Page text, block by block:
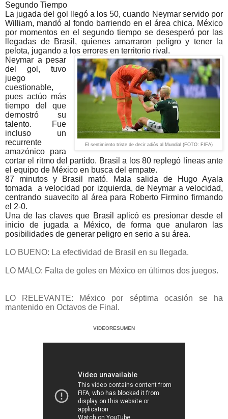
Segundo Tiempo
La jugada del gol llegó a los 50, cuando Neymar servido por
William, mandó al fondo barriendo en el área chica. México
por momentos en el segundo tiempo se desesperó por las
llegadas de Brasil, quienes amarraron peligro y tener la
pelota, jugando a los errores en territorio rival.
El sentimiento triste de decir adiós al Mundial (FOTO: FIFA)
Neymar a pesar
del gol, tuvo
juego
cuestionable,
pues actúo más
tiempo del que
demostró su
talento. Fue
incluso un
recurrente
amazónico para
cortar el ritmo del partido. Brasil a los 80 replegó líneas ante
el equipo de México en busca del empate.
87 minutos y Brasil mató. Mala salida de Hugo Ayala
tomada a velocidad por izquierda, de Neymar a velocidad,
centrando suavecito al área para Roberto Firmino firmando
el 2-0.
Una de las claves que Brasil aplicó es presionar desde el
inicio de jugada a México, de forma que anularon las
posibilidades de generar peligro en serio a su área.
LO BUENO: La efectividad de Brasil en su llegada.
LO MALO: Falta de goles en México en últimos dos juegos.
LO RELEVANTE: México por séptima ocasión se ha
mantenido en Octavos de Final.
VIDEORESUMEN